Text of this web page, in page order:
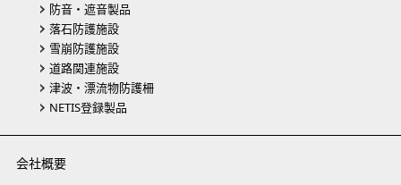
防音・遮音製品
落石防護施設
雪崩防護施設
道路関連施設
津波・漂流物防護柵
NETIS登録製品
会社概要